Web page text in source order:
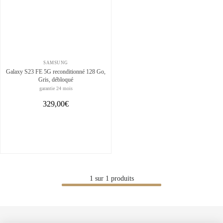
SAMSUNG
Galaxy S23 FE 5G reconditionné 128 Go,
Gris, débloqué
garantie 24 mois
329,00€
1 sur 1 produits